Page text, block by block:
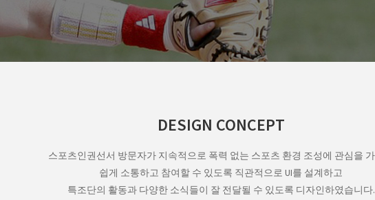
DESIGN CONCEPT
스포츠인권선서 방문자가 지속적으로 폭력 없는 스포츠 환경 조성에 관심을
쉽게 소통하고 참여할 수 있도록 직관적으로 UI를 설계하고
특조단의 활동과 다양한 소식들이 잘 전달될 수 있도록 디자인하였습니다.